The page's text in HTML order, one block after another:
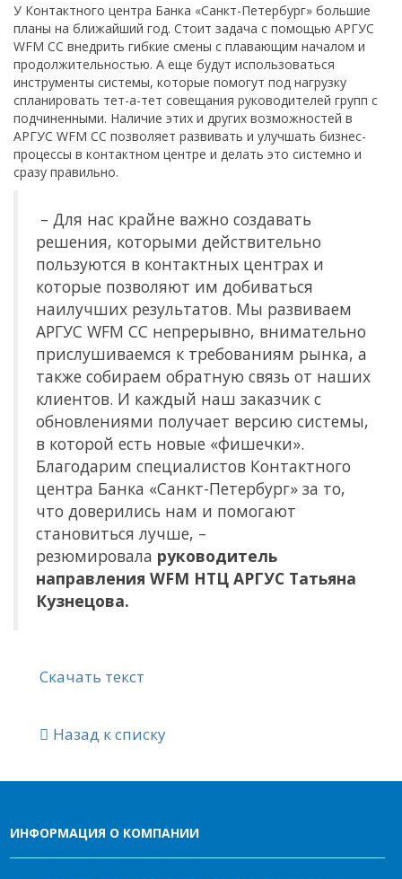
У Контактного центра Банка «Санкт-Петербург» большие
планы на ближайший год. Стоит задача с помощью АРГУС
WFM CC внедрить гибкие смены с плавающим началом и
продолжительностью. А еще будут использоваться
инструменты системы, которые помогут под нагрузку
спланировать тет-а-тет совещания руководителей групп с
подчиненными. Наличие этих и других возможностей в
АРГУС WFM CC позволяет развивать и улучшать бизнес-
процессы в контактном центре и делать это системно и
сразу правильно.
– Для нас крайне важно создавать
решения, которыми действительно
пользуются в контактных центрах и
которые позволяют им добиваться
наилучших результатов. Мы развиваем
АРГУС WFM CC непрерывно, внимательно
прислушиваемся к требованиям рынка, а
также собираем обратную связь от наших
клиентов. И каждый наш заказчик с
обновлениями получает версию системы,
в которой есть новые «фишечки».
Благодарим специалистов Контактного
центра Банка «Санкт-Петербург» за то,
что доверились нам и помогают
становиться лучше, –
резюмировала руководитель
направления WFM НТЦ АРГУС Татьяна
Кузнецова.
Скачать текст
Назад к списку
ИНФОРМАЦИЯ О КОМПАНИИ